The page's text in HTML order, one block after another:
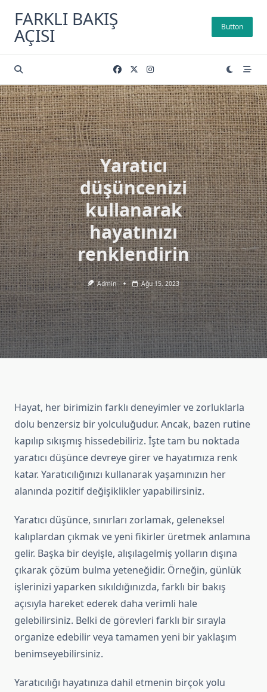
content
FARKLI BAKIŞ
AÇISI Button
Yaratıcı
düşüncenizi
kullanarak
hayatınızı
renklendirin
Admin Ağu 15, 2023
Hayat, her birimizin farklı deneyimler ve zorluklarla
dolu benzersiz bir yolculuğudur. Ancak, bazen rutine
kapılıp sıkışmış hissedebiliriz. İşte tam bu noktada
yaratıcı düşünce devreye girer ve hayatımıza renk
katar. Yaratıcılığınızı kullanarak yaşamınızın her
alanında pozitif değişiklikler yapabilirsiniz.
Yaratıcı düşünce, sınırları zorlamak, geleneksel
kalıplardan çıkmak ve yeni fikirler üretmek anlamına
gelir. Başka bir deyişle, alışılagelmiş yolların dışına
çıkarak çözüm bulma yeteneğidir. Örneğin, günlük
işlerinizi yaparken sıkıldığınızda, farklı bir bakış
açısıyla hareket ederek daha verimli hale
gelebilirsiniz. Belki de görevleri farklı bir sırayla
organize edebilir veya tamamen yeni bir yaklaşım
benimseyebilirsiniz.
Yaratıcılığı hayatınıza dahil etmenin birçok yolu